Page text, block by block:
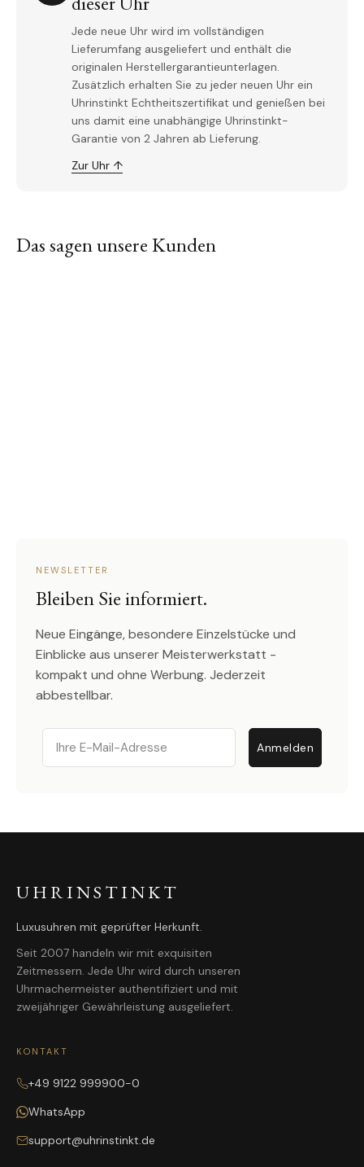
Jede neue Uhr wird im vollständigen
Lieferumfang ausgeliefert und enthält die
originalen Herstellergarantieunterlagen.
Zusätzlich erhalten Sie zu jeder neuen Uhr ein
Uhrinstinkt Echtheitszertifikat und genießen bei
uns damit eine unabhängige Uhrinstinkt-
Garantie von 2 Jahren ab Lieferung.
Zur Uhr ↑
Das sagen unsere Kunden
NEWSLETTER
Bleiben Sie informiert.
Neue Eingänge, besondere Einzelstücke und
Einblicke aus unserer Meisterwerkstatt -
kompakt und ohne Werbung. Jederzeit
abbestellbar.
Email
Anmelden
UHRINSTINKT
Luxusuhren mit geprüfter Herkunft.
Seit 2007 handeln wir mit exquisiten
Zeitmessern. Jede Uhr wird durch unseren
Uhrmachermeister authentifiziert und mit
zweijähriger Gewährleistung ausgeliefert.
KONTAKT
+49 9122 999900-0
WhatsApp
support@uhrinstinkt.de